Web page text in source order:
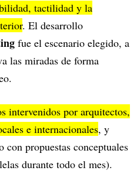
tactilidad y la
. El desarrollo
fue el escenario elegido, a
las miradas de forma
intervenidos por arquitectos,
e internacionales, y
propuestas conceptuales
durante todo el mes).